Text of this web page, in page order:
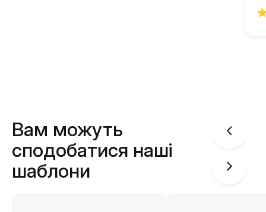
Вам можуть
сподобатися наші
шаблони